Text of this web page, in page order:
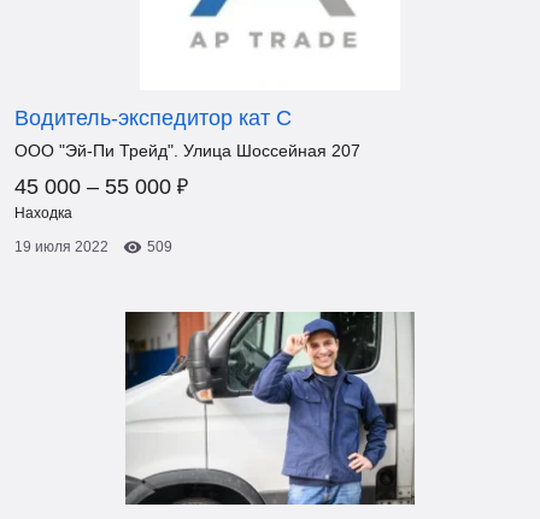
Водитель-экспедитор кат С
ООО "Эй-Пи Трейд". Улица Шоссейная 207
45 000 – 55 000 ₽
Находка
19 июля 2022
509